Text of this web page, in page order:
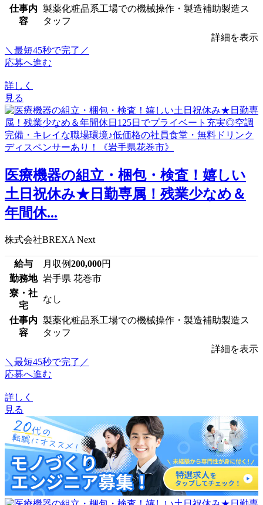
仕事内
容
製薬化粧品系工場での機械操作・製造補助製造ス
タッフ
詳細を表示
＼最短45秒で完了／
応募へ進む
詳しく
見る
医療機器の組立・梱包・検査！嬉しい
土日祝休み★日勤専属！残業少なめ＆
年間休...
株式会社BREXA Next
給与 月収例200,000円
勤務地 岩手県 花巻市
寮・社
宅
なし
仕事内
容
製薬化粧品系工場での機械操作・製造補助製造ス
タッフ
詳細を表示
＼最短45秒で完了／
応募へ進む
詳しく
見る